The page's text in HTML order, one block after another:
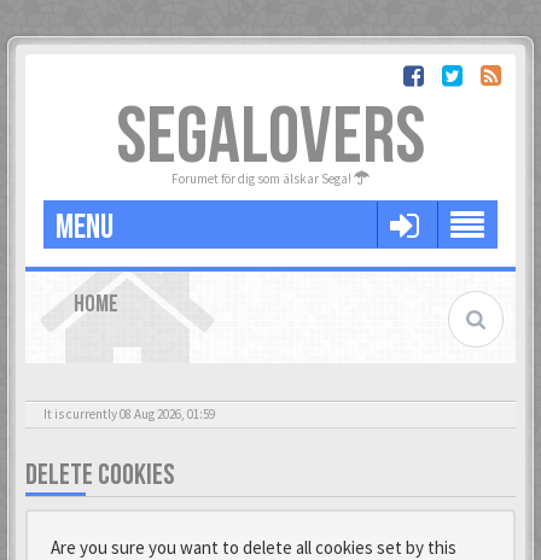
SEGALOVERS
Forumet för dig som älskar Sega!
MENU
HOME
It is currently 08 Aug 2026, 01:59
DELETE COOKIES
Are you sure you want to delete all cookies set by this